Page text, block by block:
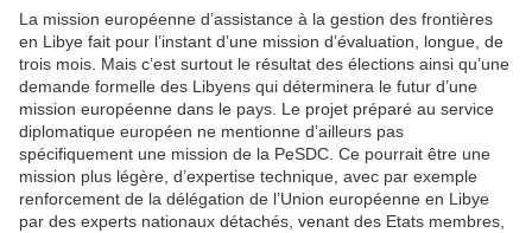
La mission européenne d’assistance à la gestion des frontières
en Libye fait pour l’instant d’une mission d’évaluation, longue, de
trois mois. Mais c’est surtout le résultat des élections ainsi qu’une
demande formelle des Libyens qui déterminera le futur d’une
mission européenne dans le pays. Le projet préparé au service
diplomatique européen ne mentionne d’ailleurs pas
spécifiquement une mission de la PeSDC. Ce pourrait être une
mission plus légère, d’expertise technique, avec par exemple
renforcement de la délégation de l’Union européenne en Libye
par des experts nationaux détachés, venant des Etats membres,